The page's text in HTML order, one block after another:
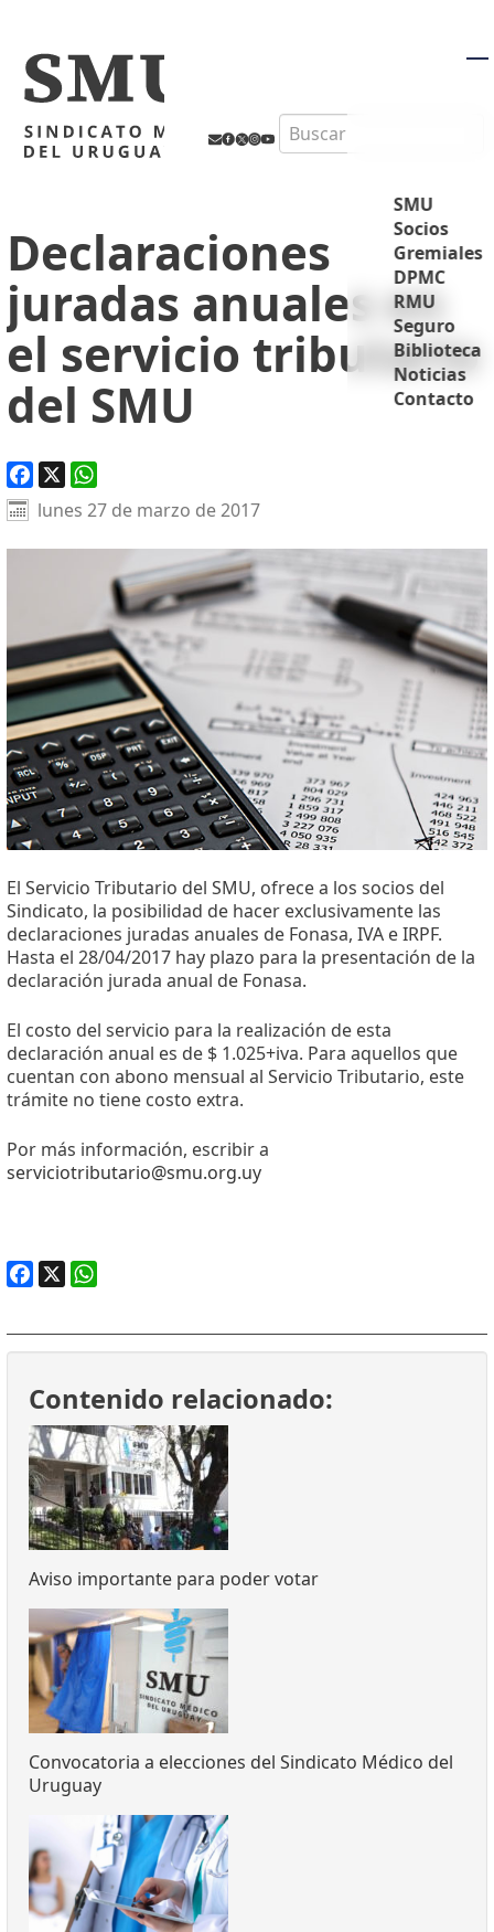
Search
SMU
Socios
Gremiales
DPMC
RMU
Seguro
Biblioteca
Noticias
Contacto
Declaraciones
juradas anuales en
el servicio tributario
del SMU
Facebook
X WhatsApp
lunes 27 de marzo de 2017
El Servicio Tributario del SMU, ofrece a los socios del
Sindicato, la posibilidad de hacer exclusivamente las
declaraciones juradas anuales de Fonasa, IVA e IRPF.
Hasta el 28/04/2017 hay plazo para la presentación de la
declaración jurada anual de Fonasa.
El costo del servicio para la realización de esta
declaración anual es de $ 1.025+iva. Para aquellos que
cuentan con abono mensual al Servicio Tributario, este
trámite no tiene costo extra.
Por más información, escribir a
serviciotributario@smu.org.uy
Contenido relacionado:
Aviso importante para poder votar
Convocatoria a elecciones del Sindicato Médico del
Uruguay